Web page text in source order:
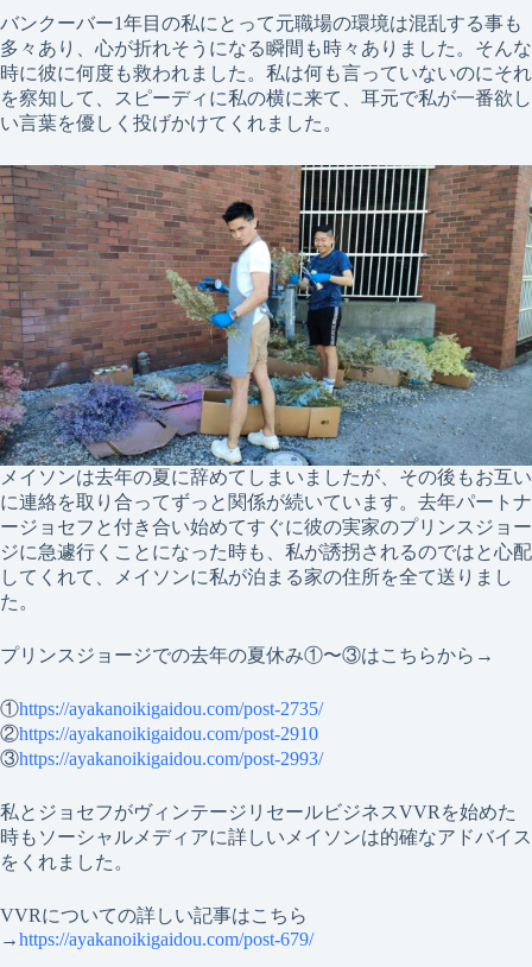
バンクーバー1年目の私にとって元職場の環境は混乱する事も
多々あり、心が折れそうになる瞬間も時々ありました。そんな
時に彼に何度も救われました。私は何も言っていないのにそれ
を察知して、スピーディに私の横に来て、耳元で私が一番欲し
い言葉を優しく投げかけてくれました。
メイソンは去年の夏に辞めてしまいましたが、その後もお互い
に連絡を取り合ってずっと関係が続いています。去年パートナ
ージョセフと付き合い始めてすぐに彼の実家のプリンスジョー
ジに急遽行くことになった時も、私が誘拐されるのではと心配
してくれて、メイソンに私が泊まる家の住所を全て送りまし
た。
プリンスジョージでの去年の夏休み①〜③はこちらから→
①https://ayakanoikigaidou.com/post-2735/
②https://ayakanoikigaidou.com/post-2910
③https://ayakanoikigaidou.com/post-2993/
私とジョセフがヴィンテージリセールビジネスVVRを始めた
時もソーシャルメディアに詳しいメイソンは的確なアドバイス
をくれました。
VVRについての詳しい記事はこちら
→https://ayakanoikigaidou.com/post-679/